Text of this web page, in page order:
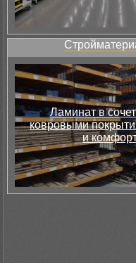
Ламинат в
ковровыми
и